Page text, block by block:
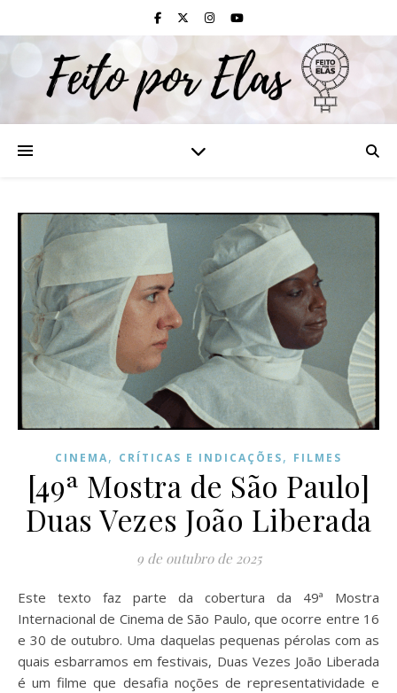
CINEMA, CRÍTICAS E INDICAÇÕES, FILMES
[49ª Mostra de São Paulo]
Duas Vezes João Liberada
9 de outubro de 2025
Este texto faz parte da cobertura da 49ª Mostra
Internacional de Cinema de São Paulo, que ocorre entre 16
e 30 de outubro. Uma daquelas pequenas pérolas com as
quais esbarramos em festivais, Duas Vezes João Liberada
é um filme que desafia noções de representatividade e